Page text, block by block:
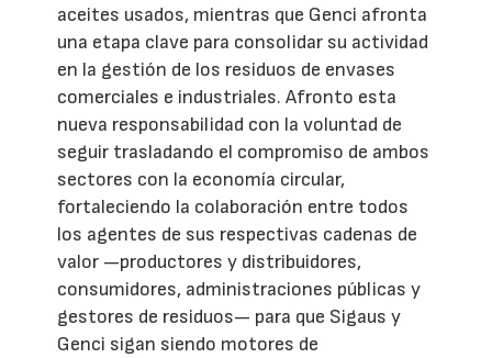
aceites usados, mientras que Genci afronta
una etapa clave para consolidar su actividad
en la gestión de los residuos de envases
comerciales e industriales. Afronto esta
nueva responsabilidad con la voluntad de
seguir trasladando el compromiso de ambos
sectores con la economía circular,
fortaleciendo la colaboración entre todos
los agentes de sus respectivas cadenas de
valor —productores y distribuidores,
consumidores, administraciones públicas y
gestores de residuos— para que Sigaus y
Genci sigan siendo motores de